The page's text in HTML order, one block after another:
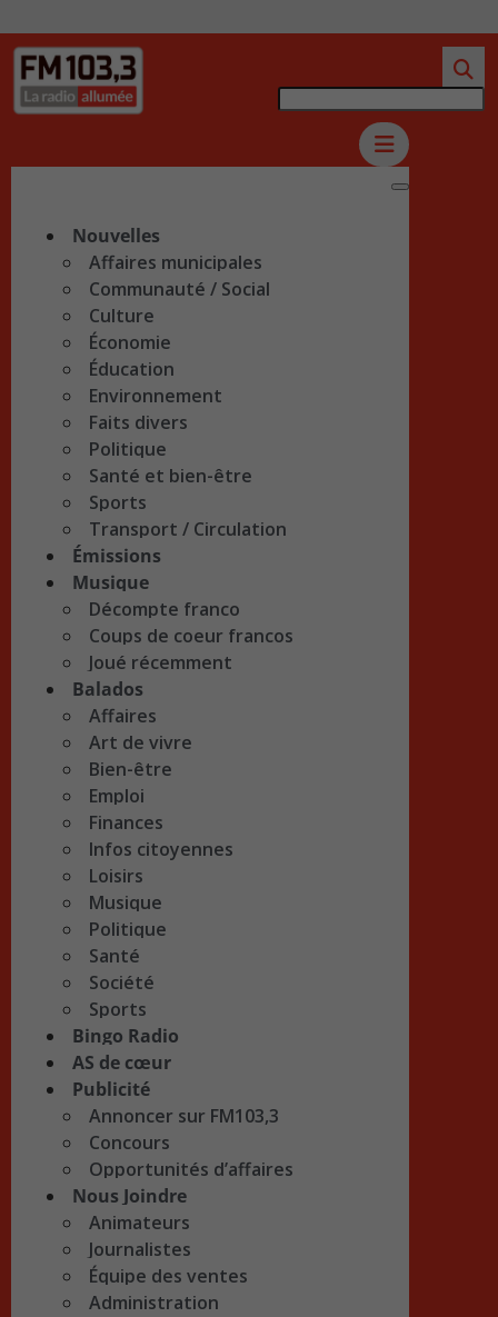
Nouvelles
Affaires municipales
Communauté / Social
Culture
Économie
Éducation
Environnement
Faits divers
Politique
Santé et bien-être
Sports
Transport / Circulation
Émissions
Musique
Décompte franco
Coups de coeur francos
Joué récemment
Balados
Affaires
Art de vivre
Bien-être
Emploi
Finances
Infos citoyennes
Loisirs
Musique
Politique
Santé
Société
Sports
Bingo Radio
AS de cœur
Publicité
Annoncer sur FM103,3
Concours
Opportunités d’affaires
Nous Joindre
Animateurs
Journalistes
Équipe des ventes
Administration